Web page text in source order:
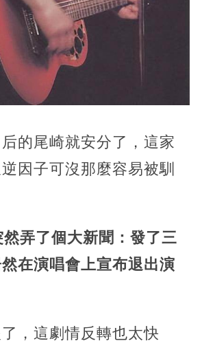
的尾崎就安分了，這家
因子可沒那麼容易被馴
弄了個大新聞：發了三
在演唱會上宣布退出演
，這劇情反轉也太快